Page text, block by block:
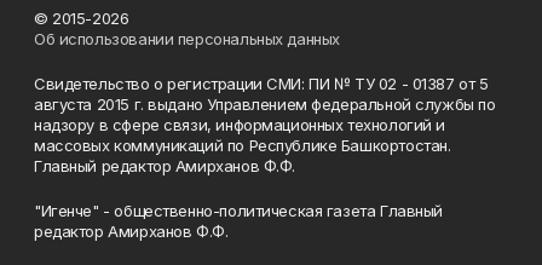
© 2015-2026
Об использовании персональных данных
Свидетельство о регистрации СМИ: ПИ № ТУ 02 - 01387 от 5
августа 2015 г. выдано Управлением федеральной службы по
надзору в сфере связи, информационных технологий и
массовых коммуникаций по Республике Башкортостан.
Главный редактор Амирханов Ф.Ф.
"Игенче" - общественно-политическая газета Главный
редактор Амирханов Ф.Ф.